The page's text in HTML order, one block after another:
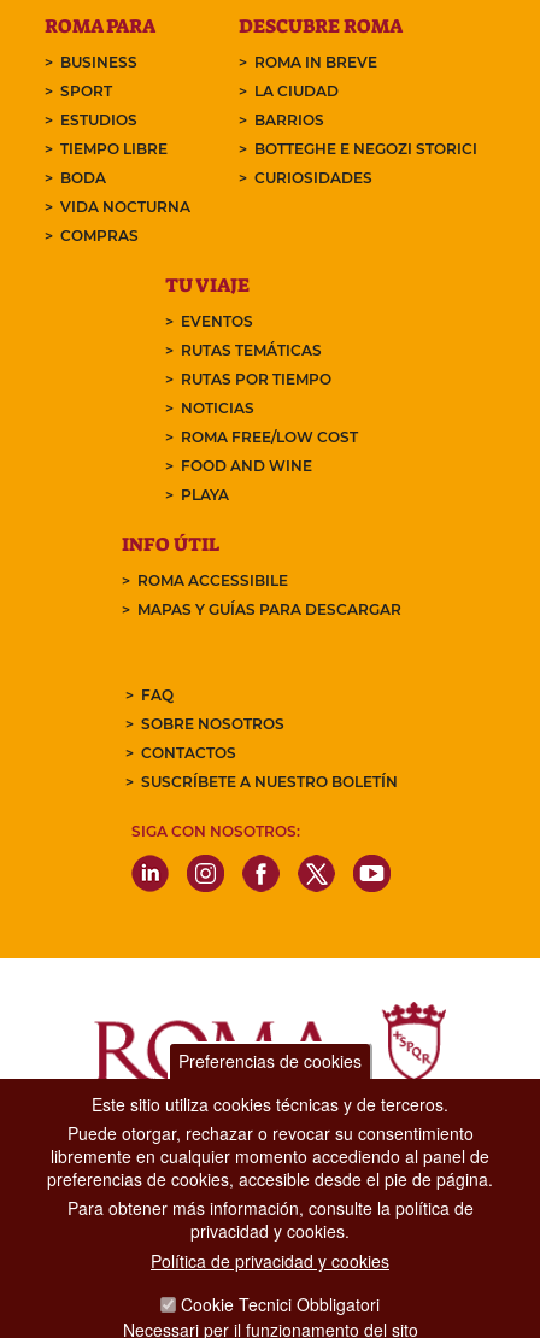
ROMA PARA
BUSINESS
SPORT
ESTUDIOS
TIEMPO LIBRE
BODA
VIDA NOCTURNA
COMPRAS
DESCUBRE ROMA
ROMA IN BREVE
LA CIUDAD
BARRIOS
BOTTEGHE E NEGOZI STORICI
CURIOSIDADES
TU VIAJE
EVENTOS
RUTAS TEMÁTICAS
RUTAS POR TIEMPO
NOTICIAS
ROMA FREE/LOW COST
FOOD AND WINE
PLAYA
INFO ÚTIL
ROMA ACCESSIBILE
MAPAS Y GUÍAS PARA DESCARGAR
FAQ
SOBRE NOSOTROS
CONTACTOS
SUSCRÍBETE A NUESTRO BOLETÍN
SIGA CON NOSOTROS:
Dipartimento Grandi Eventi, Sport, Turismo e Moda.
Via di San Basilio, 51
00187 Roma
CONTACT CENTER TEL. 06 06 08
CONTATTA LA REDAZIONE
Preferencias de cookies
Este sitio utiliza cookies técnicas y de terceros.
Puede otorgar, rechazar o revocar su consentimiento
libremente en cualquier momento accediendo al panel de
preferencias de cookies, accesible desde el pie de página.
Para obtener más información, consulte la política de
privacidad y cookies.
Política de privacidad y cookies
Cookie Tecnici Obbligatori
Necessari per il funzionamento del sito